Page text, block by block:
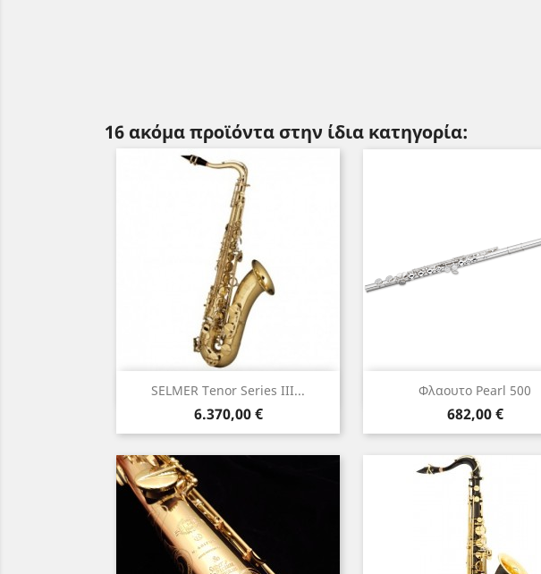
16 ακόμα προϊόντα στην ίδια κατηγορία:
SELMER Tenor Series III...
Τιμή
6.370,00 €
Γρήγορη προβολή Φλαουτο Pearl 500
Τιμή
682,00 €
Γρήγορη προβολή